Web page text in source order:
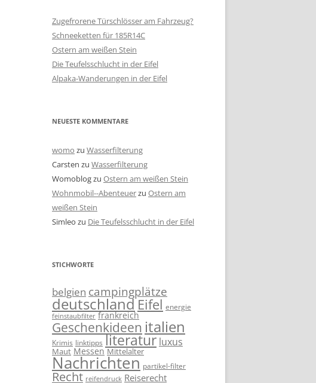
Zugefrorene Türschlösser am Fahrzeug?
Schneeketten für 185R14C
Ostern am weißen Stein
Die Teufelsschlucht in der Eifel
Alpaka-Wanderungen in der Eifel
NEUESTE KOMMENTARE
womo zu Wasserfilterung
Carsten zu Wasserfilterung
Womoblogzu Ostern am weißen Stein
Wohnmobil--Abenteuerzu Ostern am
weißen Stein
Simleo zu Die Teufelsschlucht in der Eifel
STICHWORTE
belgien campingplätze
deutschland Eifel energie
feinstaubfilter frankreich
Geschenkideen italien
Krimis linktipps literatur luxus
Maut Messen Mittelalter
Nachrichten partikel-filter
Recht reifendruck Reiserecht